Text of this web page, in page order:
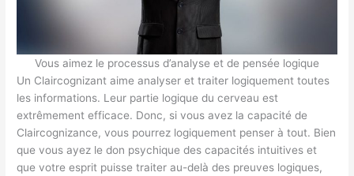
Vous aimez le processus d’analyse et de pensée logique
Un Claircognizant aime analyser et traiter logiquement toutes
les informations. Leur partie logique du cerveau est
extrêmement efficace. Donc, si vous avez la capacité de
Claircognizance, vous pourrez logiquement penser à tout. Bien
que vous ayez le don psychique des capacités intuitives et
que votre esprit puisse traiter au-delà des preuves logiques,